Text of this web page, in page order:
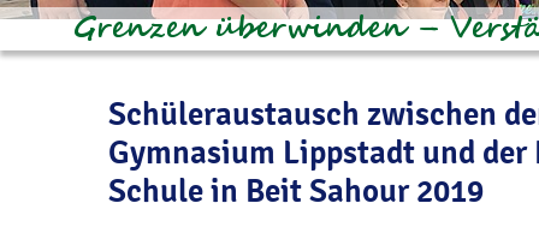
Schüleraustausch zwischen
Gymnasium Lippstadt und
Schule in Beit Sahour 2019